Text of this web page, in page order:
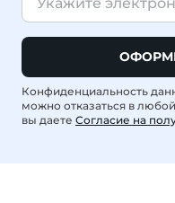
Конфиденциальность
можно отказаться в
вы даете Согласие на